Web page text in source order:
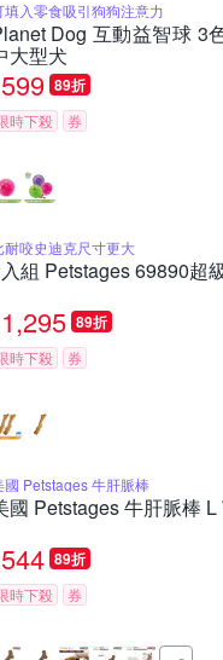
填入零食吸引狗狗注意力
Dog 互動益智球 3
大型犬
599 89折
時下殺 券
耐咬史迪克尺寸更大
組 Petstages 69890超
1,295 89折
時下殺 券
國 Petstages 牛肝脈棒
國 Petstages 牛肝脈棒
544 89折
時下殺 券